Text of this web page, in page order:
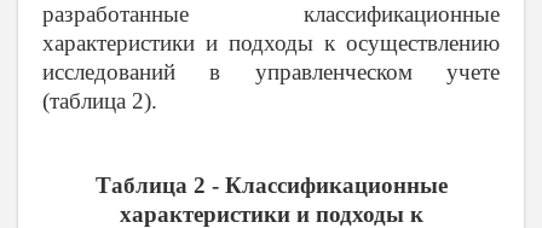
разработанные классификационные
характеристики и подходы к осуществлению
исследований в управленческом учете
(таблица 2).
Таблица 2 - Классификационные
характеристики и подходы к